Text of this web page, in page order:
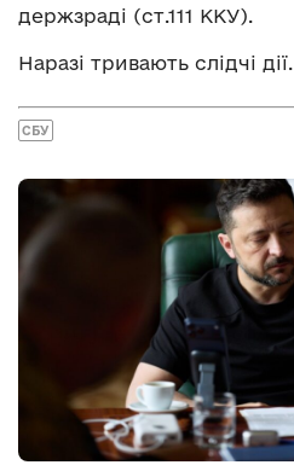
держзраді (ст.111 ККУ).
Наразі тривають слідчі дії.
СБУ